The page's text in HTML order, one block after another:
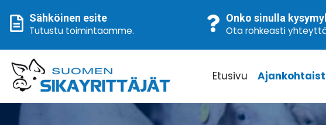
Sähköinen esite
Tutustu toimintaamme.
Onko sinulla
Ota rohkeasti
Etusivu